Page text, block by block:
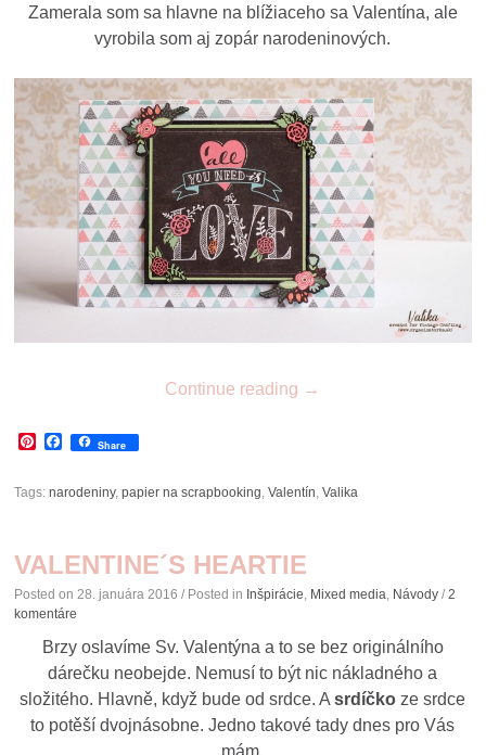
Zamerala som sa hlavne na blížiaceho sa Valentína, ale
vyrobila som aj zopár narodeninových.
Continue reading →
Pinterest
Facebook
Share
Tags:narodeniny,papier na scrapbooking,Valentín,Valika
VALENTINE´S HEARTIE
Posted on28. januára 2016 / Posted in Inšpirácie, Mixed media, Návody /2
komentáre
Brzy oslavíme Sv. Valentýna a to se bez originálního
dárečku neobejde. Nemusí to být nic nákladného a
složitého. Hlavně, když bude od srdce. Asrdíčko ze srdce
to potěší dvojnásobne. Jedno takové tady dnes pro Vás